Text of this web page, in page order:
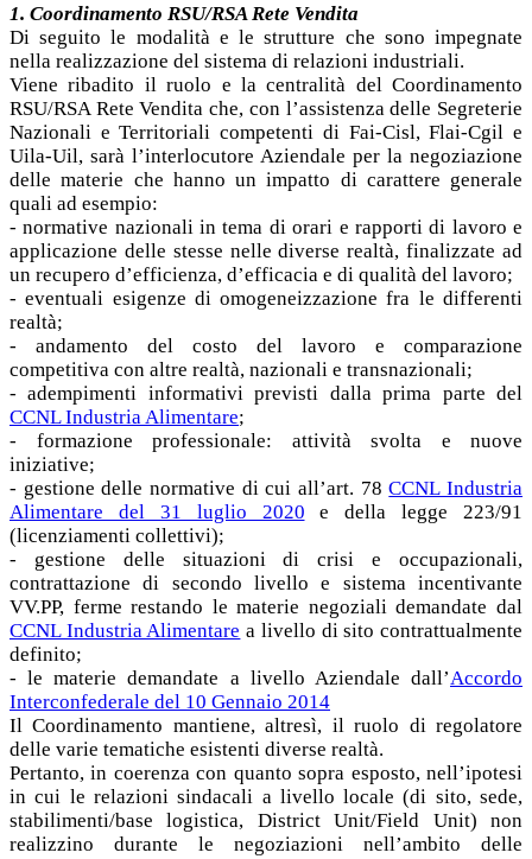
1. Coordinamento RSU/RSA Rete Vendita
Di seguito le modalità e le strutture che sono impegnate
nella realizzazione del sistema di relazioni industriali.
Viene ribadito il ruolo e la centralità del Coordinamento
RSU/RSA Rete Vendita che, con l’assistenza delle Segreterie
Nazionali e Territoriali competenti di Fai-Cisl, Flai-Cgil e
Uila-Uil, sarà l’interlocutore Aziendale per la negoziazione
delle materie che hanno un impatto di carattere generale
quali ad esempio:
- normative nazionali in tema di orari e rapporti di lavoro e
applicazione delle stesse nelle diverse realtà, finalizzate ad
un recupero d’efficienza, d’efficacia e di qualità del lavoro;
- eventuali esigenze di omogeneizzazione fra le differenti
realtà;
- andamento del costo del lavoro e comparazione
competitiva con altre realtà, nazionali e transnazionali;
- adempimenti informativi previsti dalla prima parte del
CCNL Industria Alimentare;
- formazione professionale: attività svolta e nuove
iniziative;
- gestione delle normative di cui all’art. 78CCNL Industria
Alimentare del 31 luglio 2020 e della legge 223/91
(licenziamenti collettivi);
- gestione delle situazioni di crisi e occupazionali,
contrattazione di secondo livello e sistema incentivante
VV.PP, ferme restando le materie negoziali demandate dal
CCNL Industria Alimentare a livello di sito contrattualmente
definito;
- le materie demandate a livello Aziendale dall’Accordo
Interconfederale del 10 Gennaio 2014
Il Coordinamento mantiene, altresì, il ruolo di regolatore
delle varie tematiche esistenti diverse realtà.
Pertanto, in coerenza con quanto sopra esposto, nell’ipotesi
in cui le relazioni sindacali a livello locale (di sito, sede,
stabilimenti/base logistica, District Unit/Field Unit) non
realizzino durante le negoziazioni nell’ambito delle